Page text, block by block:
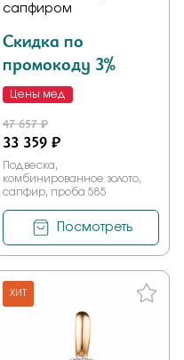
сапфиром
Скидка по
промокоду 3%
Цены мед
47 657 ₽
33 359 ₽
Подвеска,
комбинированное золото,
сапфир, проба 585
Посмотреть
ХИТ